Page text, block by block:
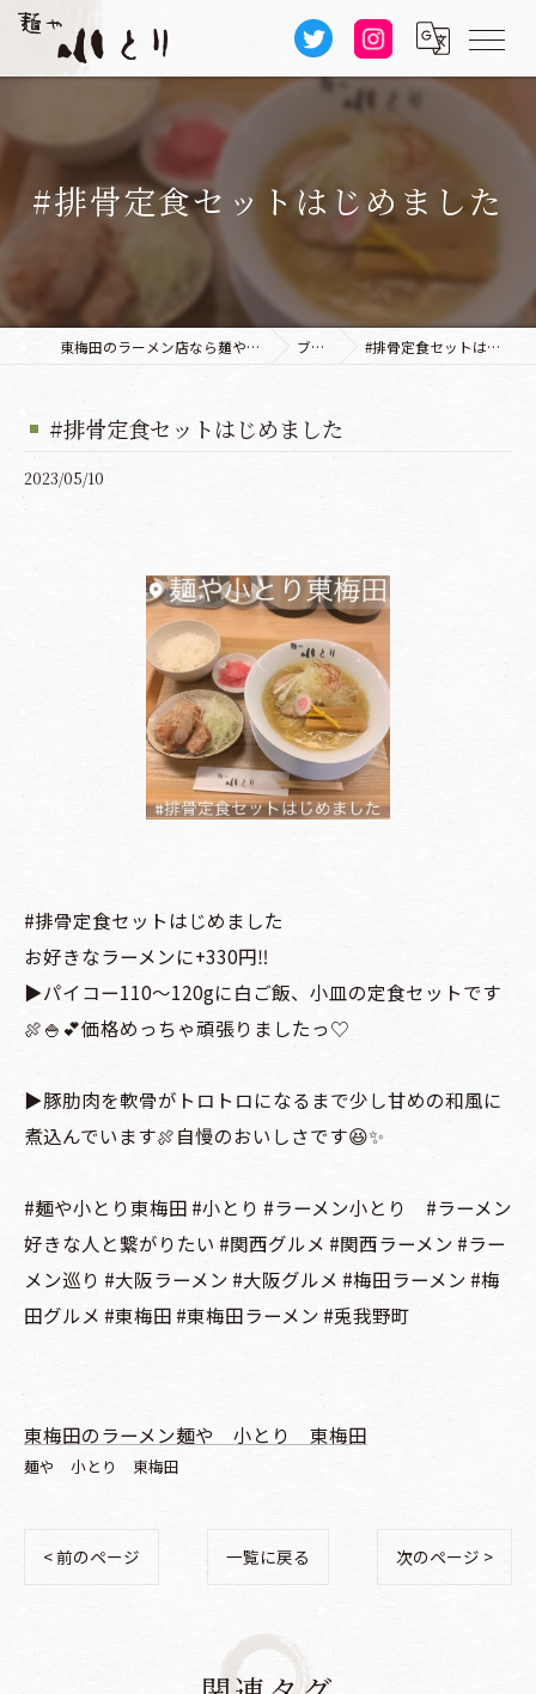
#排骨定食セットはじめました
東梅田のラーメン店なら麺や 小とり 本店 ブログ #排骨定食セットはじめました
#排骨定食セットはじめました
2023/05/10
#排骨定食セットはじめました
お好きなラーメンに+330円‼︎
▶️パイコー110〜120gに白ご飯、小皿の定食セットです
🍖🍚💕価格めっちゃ頑張りましたっ♡
▶️豚肋肉を軟骨がトロトロになるまで少し甘めの和風に
煮込んでいます🍖自慢のおいしさです😆✨
#麺や小とり東梅田 #小とり #ラーメン小とり #ラーメン
好きな人と繋がりたい #関西グルメ #関西ラーメン #ラー
メン巡り #大阪ラーメン #大阪グルメ #梅田ラーメン #梅
田グルメ #東梅田 #東梅田ラーメン #兎我野町
東梅田のラーメン麺や 小とり 東梅田
麺や 小とり 東梅田
< 前のページ 一覧に戻る 次のページ >